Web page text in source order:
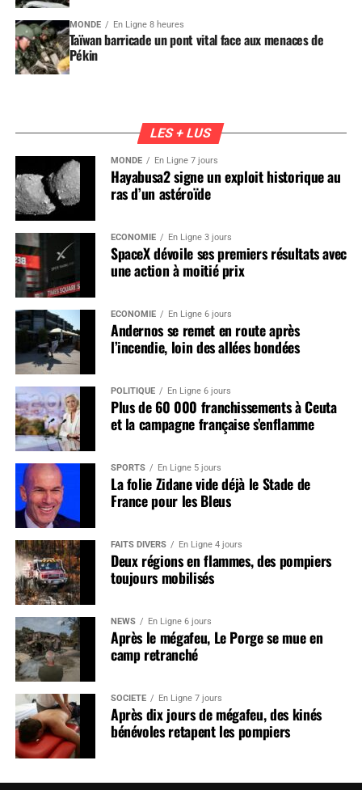
MONDE En Ligne 8 heures
Taïwan barricade un pont vital face aux menaces de
Pékin
LES + LUS
MONDE En Ligne 7 jours
Hayabusa2 signe un exploit historique au
ras d’un astéroïde
ÉCONOMIE En Ligne 3 jours
SpaceX dévoile ses premiers résultats avec
une action à moitié prix
ÉCONOMIE En Ligne 6 jours
Andernos se remet en route après
l’incendie, loin des allées bondées
POLITIQUE En Ligne 6 jours
Plus de 60 000 franchissements à Ceuta
et la campagne française s’enflamme
SPORTS En Ligne 5 jours
La folie Zidane vide déjà le Stade de
France pour les Bleus
FAITS DIVERS En Ligne 4 jours
Deux régions en flammes, des pompiers
toujours mobilisés
NEWS En Ligne 6 jours
Après le mégafeu, Le Porge se mue en
camp retranché
SOCIÉTÉ En Ligne 7 jours
Après dix jours de mégafeu, des kinés
bénévoles retapent les pompiers